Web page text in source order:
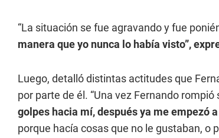
“La situación se fue agravando y fue
manera que yo nunca lo había visto”,
Luego, detalló distintas actitudes que
por parte de él. “Una vez Fernando rompió
golpes hacia mí, después ya me empezó
porque hacía cosas que no le gustaban, o